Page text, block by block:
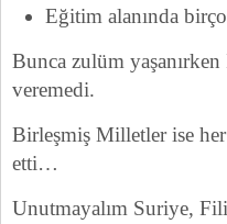
Eğitim alanında
Bunca zulüm
veremedi.
Birleşmiş Milletler ise
etti…
Unutmayalım Suriye,